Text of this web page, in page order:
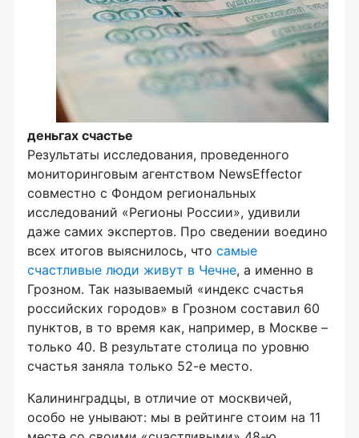
деньгах счастье
Результаты исследования, проведенного
мониторинговым агентством NewsEffector
совместно с Фондом региональных
исследований «Регионы России», удивили
даже самих экспертов. Про сведении воедино
всех итогов выяснилось, что самые
счастливые люди живут в Чечне, а именно в
Грозном. Так называемый «индекс счастья
российских городов» в Грозном составил 60
пунктов, в то время как, например, в Москве –
только 40. В результате столица по уровню
счастья заняла только 52-е место.
Калининградцы, в отличие от москвичей,
особо не унывают: мы в рейтинге стоим на 11